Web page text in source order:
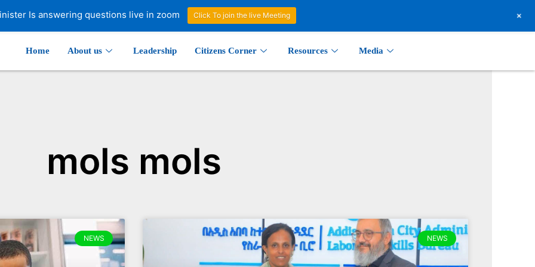
Home About us Leadership Citizens Corner Resources Media
mols mols
NEWS NEWS
Is answering questions live in zoom Click To join the live Meeting +